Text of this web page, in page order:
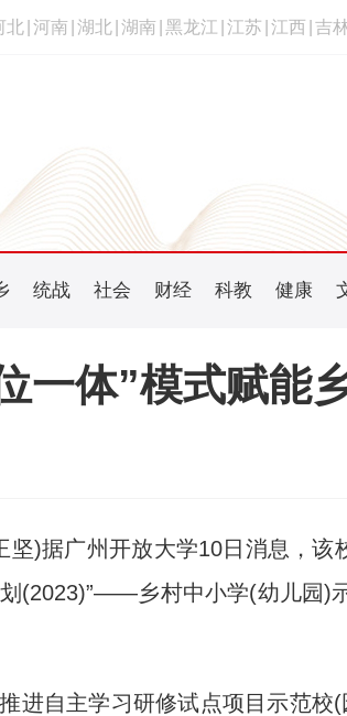
北 河南 湖北 湖南 黑龙江 江苏 江西 吉
统战 社会 财经 科教 健康
一体”模式赋能
据广州开放大学10日消息，该
(2023)”——乡村中小学(幼儿园)
自主学习研修试点项目示范校(